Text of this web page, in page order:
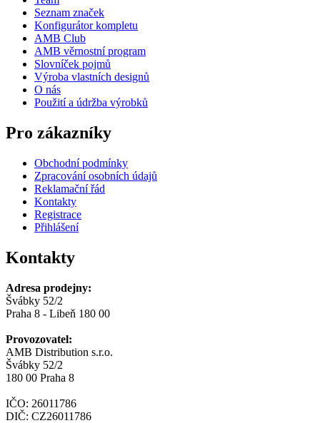
Seznam značek
Konfigurátor kompletu
AMB Club
AMB věrnostní program
Slovníček pojmů
Výroba vlastních designů
O nás
Použití a údržba výrobků
Pro zákazníky
Obchodní podmínky
Zpracování osobních údajů
Reklamační řád
Kontakty
Registrace
Přihlášení
Kontakty
Adresa prodejny:
Švábky 52/2
Praha 8 - Libeň 180 00
Provozovatel:
AMB Distribution s.r.o.
Švábky 52/2
180 00 Praha 8
IČO: 26011786
DIČ: CZ26011786